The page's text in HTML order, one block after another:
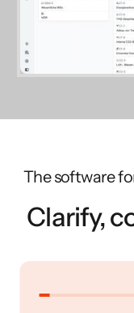
The software
Clarify,